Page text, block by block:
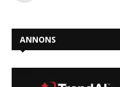
ANNONS